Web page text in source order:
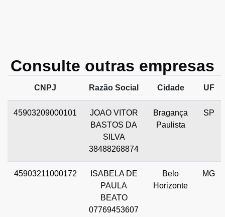
Consulte outras empresas
CNPJ Razão Social Cidade UF
45903209000101
JOAO VITOR
BASTOS DA
SILVA
38488268874
Bragança
Paulista
SP
45903211000172
ISABELA DE
PAULA
BEATO
07769453607
Belo
Horizonte
MG